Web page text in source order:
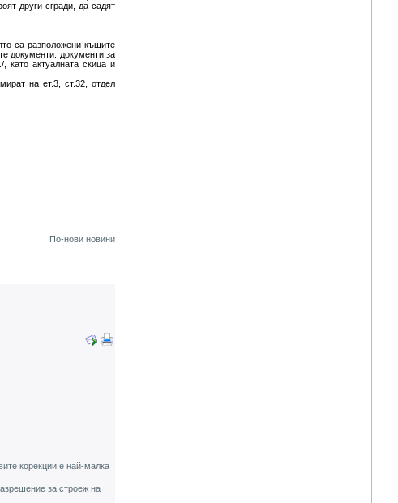
други сгради, да садят
са разположени къщите
документи: документи за
като актуалната скица и
на ет.3, ст.32, отдел
По-нови новини
корекции е най-малка
за строеж на